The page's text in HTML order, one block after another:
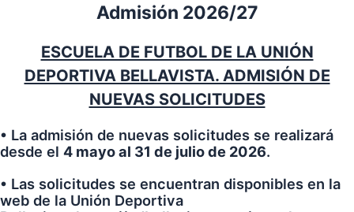
Admisión 2026/27
ESCUELA DE FUTBOL DE LA UNIÓN
DEPORTIVA BELLAVISTA. ADMISIÓN DE
NUEVAS SOLICITUDES
• La admisión de nuevas solicitudes se realizará
desde el 4 mayo al 31 de julio de 2026.
• Las solicitudes se encuentran disponibles en la
web de la Unión Deportiva